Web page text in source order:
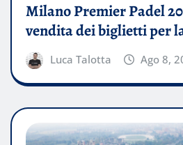
Milano Premier Padel
vendita dei biglietti per
Luca Talotta Ago 8,